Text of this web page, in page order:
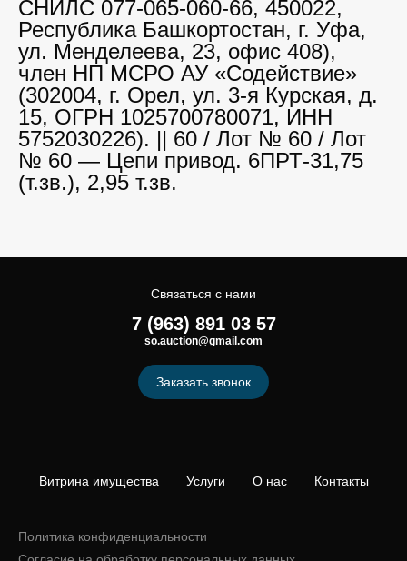
СНИЛС 077-065-060-66, 450022,
Республика Башкортостан, г. Уфа,
ул. Менделеева, 23, офис 408),
член НП МСРО АУ «Содействие»
(302004, г. Орел, ул. 3-я Курская, д.
15, ОГРН 1025700780071, ИНН
5752030226). || 60 / Лот № 60 / Лот
№ 60 — Цепи привод. 6ПРТ-31,75
(т.зв.), 2,95 т.зв.
Витрина имущества Услуги О нас Контакты
Политика конфиденциальности
Связаться с нами
7 (963) 891 03 57
so.auction@gmail.com
Заказать звонок